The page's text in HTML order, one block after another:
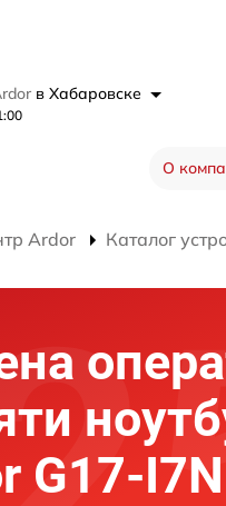
в Хабаровске
О
Ardor Каталог
G17-